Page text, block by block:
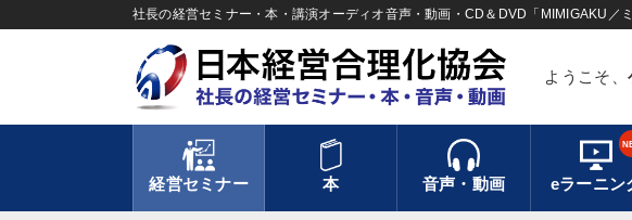
社長の経営セミナー・本・講演オーディオ音声・動画・CD＆DVD「MIMIGAKU／
ようこそ、
経営セミナー 本 音声・動画 eラーニン